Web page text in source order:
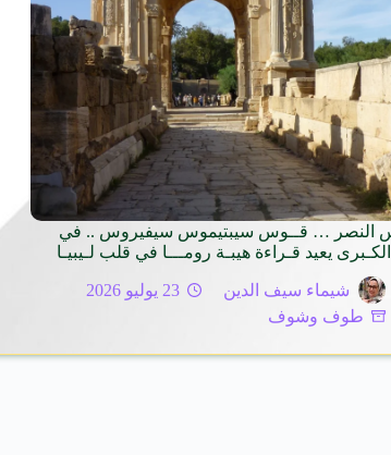
النصر … قــوس سيبتيموس سيفيروس .. في
الكـبرى يعيد قـراءة هيبـة رومـــا في قلب لـيبيـا
شيماء سيف الدين
23 يوليو 2026
طوف وشوف